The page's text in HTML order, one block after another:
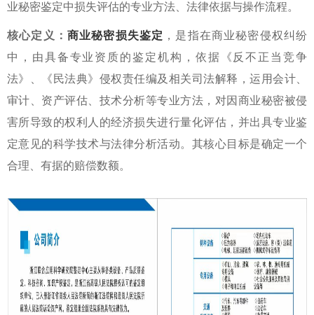
业秘密鉴定中损失评估的专业方法、法律依据与操作流程。
核心定义： 商业秘密损失鉴定 ，是指在商业秘密侵权纠纷
中，由具备专业资质的鉴定机构，依据《反不正当竞争
法》、《民法典》侵权责任编及相关司法解释，运用会计、
审计、资产评估、技术分析等专业方法，对因商业秘密被侵
害所导致的权利人的经济损失进行量化评估，并出具专业鉴
定意见的科学技术与法律分析活动。其核心目标是确定一个
合理、有据的赔偿数额。